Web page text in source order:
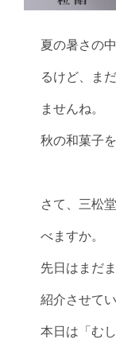
夏の暑さの
るけど、ま
ませんね。
秋の和菓子
さて、三松
べますか。
先日はまだ
紹介させて
本日は「む